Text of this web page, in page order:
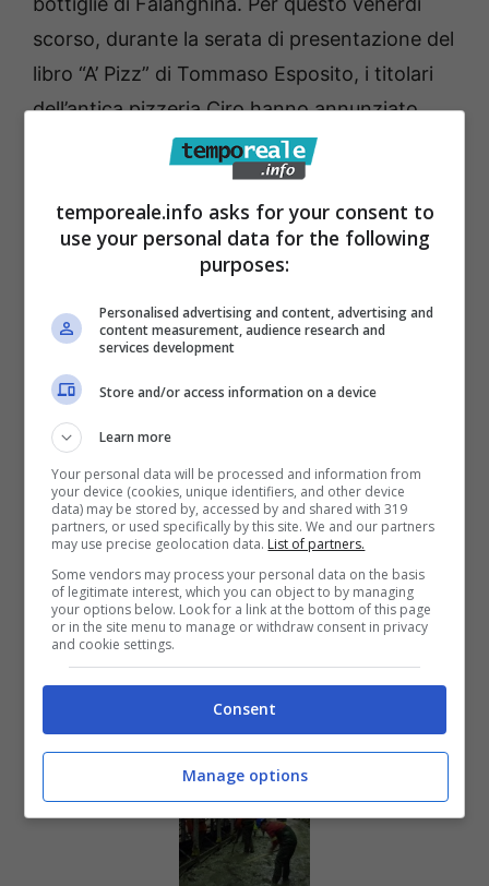
scorso, durante la serata di presentazione del
libro “A’ Pizz” di Tommaso Esposito, i titolari
dell’antica pizzeria Ciro hanno annunziato
che nei loro locali promuoveranno
l’abbinamento tra Falanghina e pizza
napoletana.
temporeale.info asks for your consent to
use your personal data for the following
purposes:
Personalised advertising and content, advertising and
content measurement, audience research and
services development
Store and/or access information on a device
Learn more
Your personal data will be processed and information from
your device (cookies, unique identifiers, and other device
data) may be stored by, accessed by and shared with 319
partners, or used specifically by this site. We and our partners
may use precise geolocation data. List of partners.
Some vendors may process your personal data on the basis
of legitimate interest, which you can object to by managing
your options below. Look for a link at the bottom of this page
or in the site menu to manage or withdraw consent in privacy
and cookie settings.
Consent
Manage options